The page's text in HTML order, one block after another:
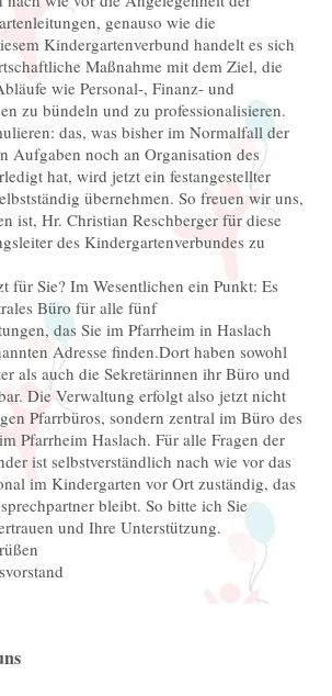
genauso wie die
Kindergartenverbund handelt es sich
Maßnahme mit dem Ziel, die
wie Personal-, Finanz- und
zu bündeln und zu professionalisieren.
das, was bisher im Normalfall der
Aufgaben noch an Organisation des
hat, wird jetzt ein festangestellter
übernehmen. So freuen wir uns,
ist, Hr. Christian Reschberger für diese
des Kindergartenverbundes zu
für Sie? Im Wesentlichen ein Punkt: Es
Büro für alle fünf
das Sie im Pfarrheim in Haslach
Adresse finden.Dort haben sowohl
als auch die Sekretärinnen ihr Büro und
Die Verwaltung erfolgt also jetzt nicht
Pfarrbüros, sondern zentral im Büro des
Pfarrheim Haslach. Für alle Fragen der
ist selbstverständlich nach wie vor das
im Kindergarten vor Ort zuständig, das
bleibt. So bitte ich Sie
und Ihre Unterstützung.